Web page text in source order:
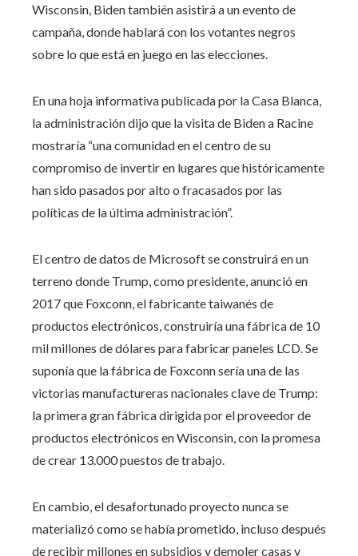
Wisconsin, Biden también asistirá a un evento de
campaña, donde hablará con los votantes negros
sobre lo que está en juego en las elecciones.
En una hoja informativa publicada por la Casa Blanca,
la administración dijo que la visita de Biden a Racine
mostraría “una comunidad en el centro de su
compromiso de invertir en lugares que históricamente
han sido pasados ​​por alto o fracasados ​​por las
políticas de la última administración”.
El centro de datos de Microsoft se construirá en un
terreno donde Trump, como presidente, anunció en
2017 que Foxconn, el fabricante taiwanés de
productos electrónicos, construiría una fábrica de 10
mil millones de dólares para fabricar paneles LCD. Se
suponía que la fábrica de Foxconn sería una de las
victorias manufactureras nacionales clave de Trump:
la primera gran fábrica dirigida por el proveedor de
productos electrónicos en Wisconsin, con la promesa
de crear 13.000 puestos de trabajo.
En cambio, el desafortunado proyecto nunca se
materializó como se había prometido, incluso después
de recibir millones en subsidios y demoler casas y